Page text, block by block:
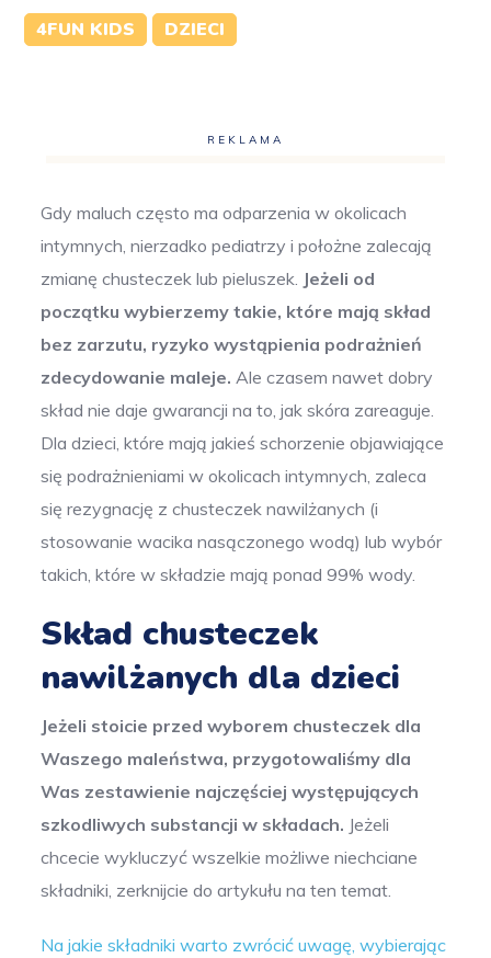
4FUN KIDS DZIECI
REKLAMA
Gdy maluch często ma odparzenia w okolicach
intymnych, nierzadko pediatrzy i położne zalecają
zmianę chusteczek lub pieluszek. Jeżeli od
początku wybierzemy takie, które mają skład
bez zarzutu, ryzyko wystąpienia podrażnień
zdecydowanie maleje. Ale czasem nawet dobry
skład nie daje gwarancji na to, jak skóra zareaguje.
Dla dzieci, które mają jakieś schorzenie objawiające
się podrażnieniami w okolicach intymnych, zaleca
się rezygnację z chusteczek nawilżanych (i
stosowanie wacika nasączonego wodą) lub wybór
takich, które w składzie mają ponad 99% wody.
Skład chusteczek
nawilżanych dla dzieci
Jeżeli stoicie przed wyborem chusteczek dla
Waszego maleństwa, przygotowaliśmy dla
Was zestawienie najczęściej występujących
szkodliwych substancji w składach. Jeżeli
chcecie wykluczyć wszelkie możliwe niechciane
składniki, zerknijcie do artykułu na ten temat.
Na jakie składniki warto zwrócić uwagę, wybierając